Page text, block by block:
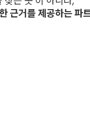
근거를 제공하는 파